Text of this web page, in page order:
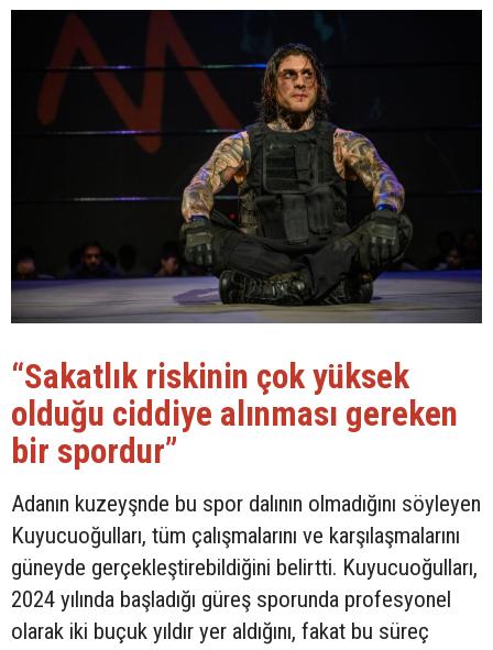
“Sakatlık riskinin çok yüksek
olduğu ciddiye alınması gereken
bir spordur”
Adanın kuzeyşnde bu spor dalının olmadığını söyleyen
Kuyucuoğulları, tüm çalışmalarını ve karşılaşmalarını
güneyde gerçekleştirebildiğini belirtti. Kuyucuoğulları,
2024 yılında başladığı güreş sporunda profesyonel
olarak iki buçuk yıldır yer aldığını, fakat bu süreç